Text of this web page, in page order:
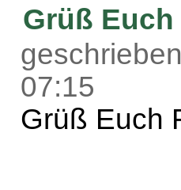
Grüß Euch
07:15
Grüß Euch